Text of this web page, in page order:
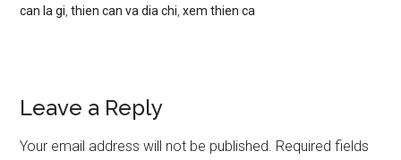
can la gi ,thien can va dia chi ,xem thien ca
Reader
Interactions
Leave a Reply
Your email address will not be published. Required fields